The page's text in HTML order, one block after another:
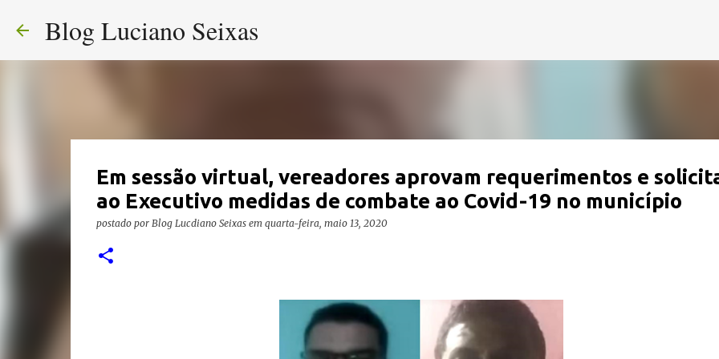
Blog Luciano Seixas
Em sessão virtual, vereadores aprovam requerimentos e
ao Executivo medidas de combate ao Covid-19 no município
postado por Blog Lucdiano Seixas em quarta-feira, maio 13, 2020